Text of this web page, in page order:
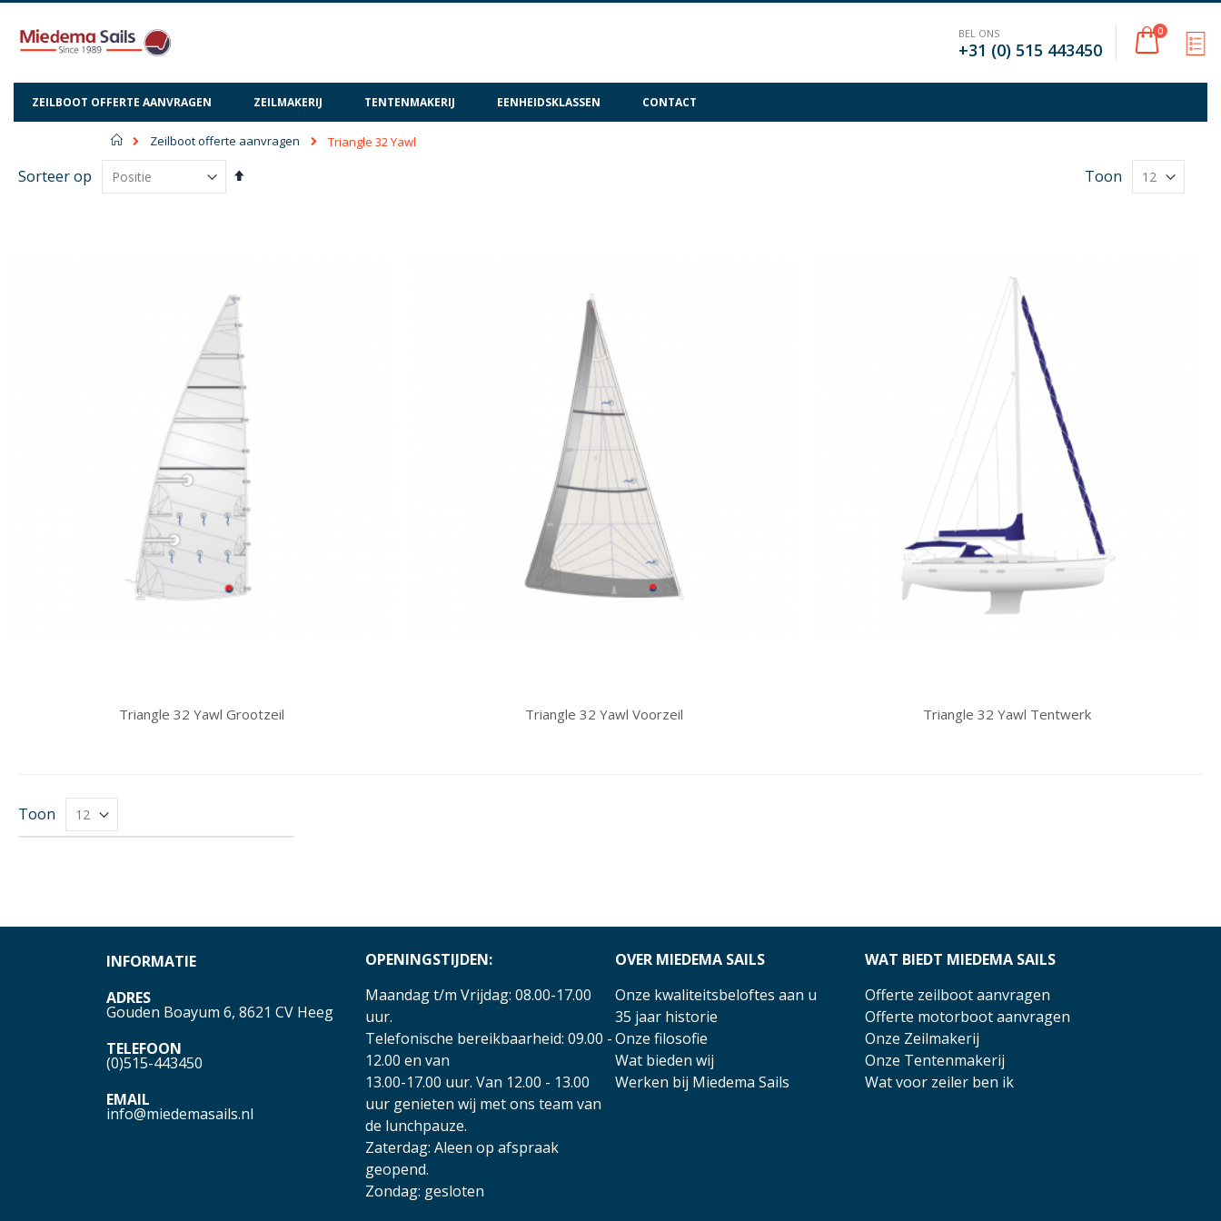
Cart
0
BEL ONS
+31 (0) 515 443450
ZEILBOOT OFFERTE AANVRAGEN ZEILMAKERIJ TENTENMAKERIJ EENHEIDSKLASSEN CONTACT
Home
Zeilboot offerte aanvragen Triangle 32 Yawl
Sorteer op
Van
Toon
Triangle 32 Yawl Grootzeil Triangle 32 Yawl Voorzeil Triangle 32 Yawl Tentwerk
Toon
INFORMATIE
ADRES
Gouden Boayum 6, 8621 CV Heeg
TELEFOON
(0)515-443450
EMAIL
info@miedemasails.nl
OPENINGSTIJDEN:
Maandag t/m Vrijdag: 08.00-17.00
uur.
Telefonische bereikbaarheid: 09.00 -
12.00 en van
13.00-17.00 uur. Van 12.00 - 13.00
uur genieten wij met ons team van
de lunchpauze.
Zaterdag: Aleen op afspraak
geopend.
Zondag: gesloten
OVER MIEDEMA SAILS
Onze kwaliteitsbeloftes aan u
35 jaar historie
Onze filosofie
Wat bieden wij
Werken bij Miedema Sails
WAT BIEDT MIEDEMA SAILS
Offerte zeilboot aanvragen
Offerte motorboot aanvragen
Onze Zeilmakerij
Onze Tentenmakerij
Wat voor zeiler ben ik